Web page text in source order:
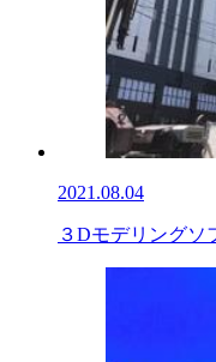
2021.08.04
３Dモデリングソ